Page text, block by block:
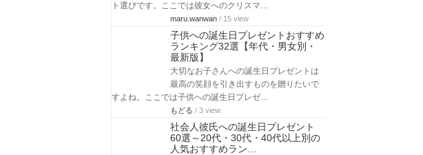
ト選びです。ここでは彼女へのクリスマ…
maru.wanwan / 15 view
子供への誕生日プレゼントおすすめ
ランキング32選【年代・男女別・
最新版】
大切なお子さんへの誕生日プレゼントは
最高の笑顔を引き出すものを贈りたいで
すよね。ここでは子供への誕生日プレゼ…
もどる / 3 view
社会人彼氏への誕生日プレゼント
60選～20代・30代・40代以上別の
人気おすすめラン…